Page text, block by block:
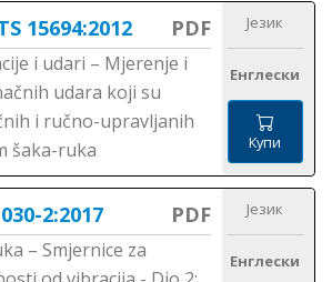
15694:2012 PDF
i udari – Mjerenje i
udara koji su
i ručno-upravljanih
šaka-ruka
Језик
Енглески
Купи
2:2017 PDF
– Smjernice za
Језик
Енглески